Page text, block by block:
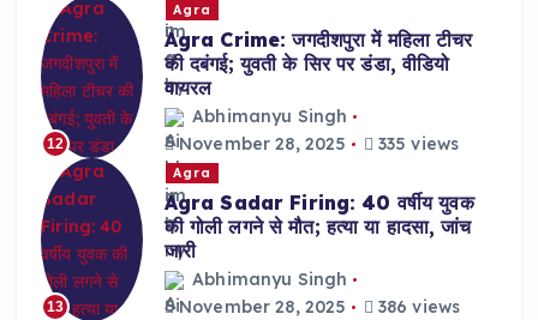
12
Agra
Agra Crime: जगदीशपुरा में महिला टीचर
की दबंगई; युवती के सिर पर डंडा, वीडियो
वायरल
Abhimanyu Singh
November 28, 2025
335 views
13
Agra
Agra Sadar Firing: 40 वर्षीय युवक
की गोली लगने से मौत; हत्या या हादसा, जांच
जारी
Abhimanyu Singh
November 28, 2025
386 views